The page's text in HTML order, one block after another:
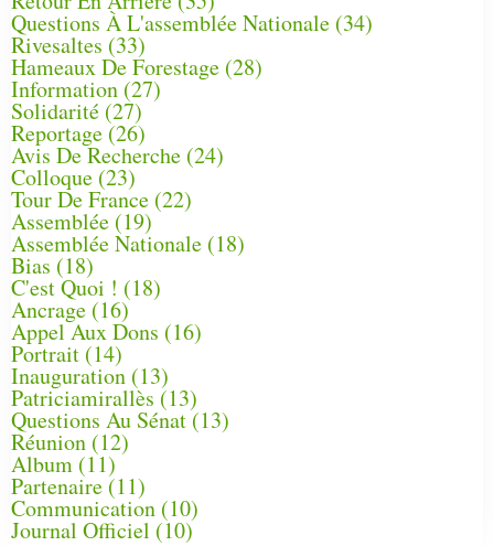
Questions À L'assemblée Nationale (34)
Rivesaltes (33)
Hameaux De Forestage (28)
Information (27)
Solidarité (27)
Reportage(26)
Avis De Recherche (24)
Colloque (23)
Tour De France (22)
Assemblée (19)
Assemblée Nationale (18)
Bias (18)
C'est Quoi ! (18)
Ancrage (16)
Appel Aux Dons (16)
Portrait (14)
Inauguration (13)
Patriciamirallès (13)
Questions Au Sénat(13)
Réunion (12)
Album (11)
Partenaire(11)
Communication (10)
Journal Officiel (10)